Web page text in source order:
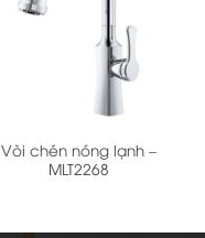
Vòi chén nóng lạnh –
MLT2268